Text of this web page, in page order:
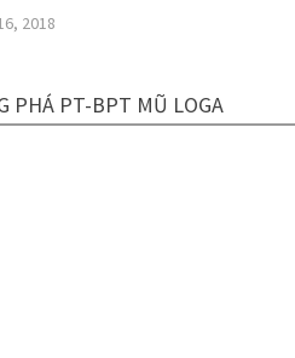
2018
PHÁ PT-BPT MŨ LOGA